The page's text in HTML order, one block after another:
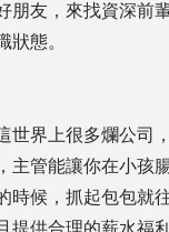
朋友，來找資深前
狀態。
世界上很多爛公司
主管能讓你在小孩
候，抓起包包就往
提供合理的薪水福